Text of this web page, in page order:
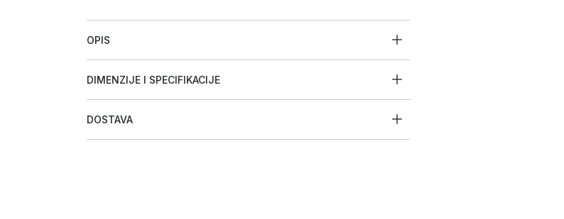
OPIS
DIMENZIJE I SPECIFIKACIJE
DOSTAVA